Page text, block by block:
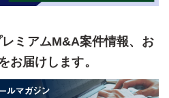
ミアムM&A案件情報、お
お届けします。